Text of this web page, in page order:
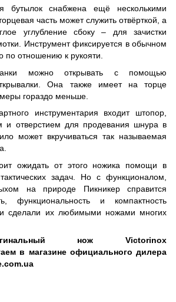
бутылок снабжена ещё несколькими
часть может служить отвёрткой, а
углубление сбоку – для зачистки
Инструмент фиксируется в обычном
по отношению к рукояти.
можно открывать с помощью
Она также имеет на торце
гораздо меньше.
инструментария входит штопор,
и отверстием для продевания шнура в
может вкручиваться так называемая
ожидать от этого ножика помощи в
задач. Но с функционалом,
на природе Пикникер справится
функциональность и компактность
сделали их любимыми ножами многих
нож Victorinox
в магазине официального дилера